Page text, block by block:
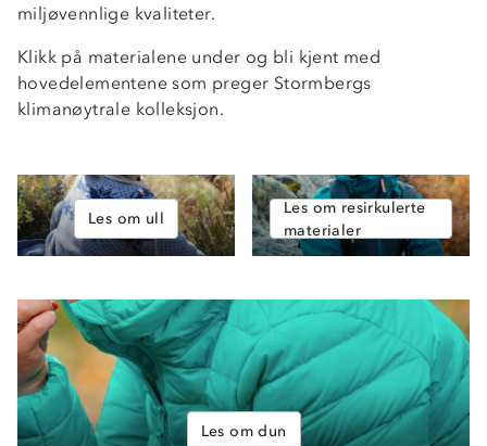
miljøvennlige kvaliteter.
Klikk på materialene under og bli kjent med
hovedelementene som preger Stormbergs
klimanøytrale kolleksjon.
Les om ull
Les om resirkulerte
materialer
Les om dun